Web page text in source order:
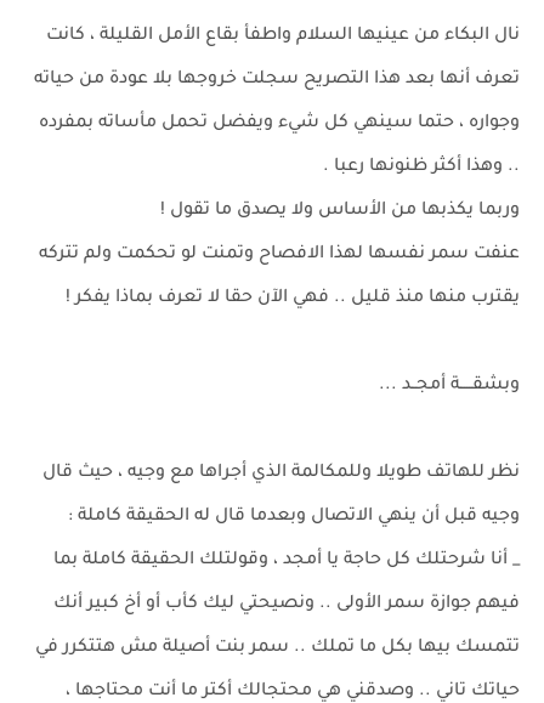
نال البكاء من عينيها السلام واطفأ بقاع الأمل القليلة ، كانت
تعرف أنها بعد هذا التصريح سجلت خروجها بلا عودة من حياته
وجواره ، حتما سينهي كل شيء ويفضل تحمل مأساته بمفرده
.. وهذا أكثر ظنونها رعبا .
وربما يكذبها من الأساس ولا يصدق ما تقول !
عنفت سمر نفسها لهذا الافصاح وتمنت لو تحكمت ولم تتركه
يقترب منها منذ قليل .. فهي الآن حقا لا تعرف بماذا يفكر !
وبشقـــــة أمجــد ...
نظر للهاتف طويلا وللمكالمة الذي أجراها مع وجيه ، حيث قال
وجيه قبل أن ينهي الاتصال وبعدما قال له الحقيقة كاملة :
_ أنا شرحتلك كل حاجة يا أمجد ، وقولتلك الحقيقة كاملة بما
فيهم جوازة سمر الأولى .. ونصيحتي ليك كأب أو أخ كبير أنك
تتمسك بيها بكل ما تملك .. سمر بنت أصيلة مش هتتكرر في
حياتك تاني .. وصدقني هي محتجالك أكتر ما أنت محتاجها ،